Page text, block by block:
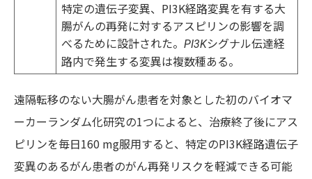
特定の遺伝子変異、PI3K経路変異を有する大
腸がんの再発に対するアスピリンの影響を調
べるために設計された。 PI3Kシグナル伝達経
路内で発生する変異は複数種ある。
遠隔転移のない大腸がん患者を対象とした初のバイオマ
ーカーランダム化研究の1つによると、治療終了後にアス
ピリンを毎日160 mg服用すると、特定のPI3K経路遺伝子
変異のあるがん患者のがん再発リスクを軽減できる可能